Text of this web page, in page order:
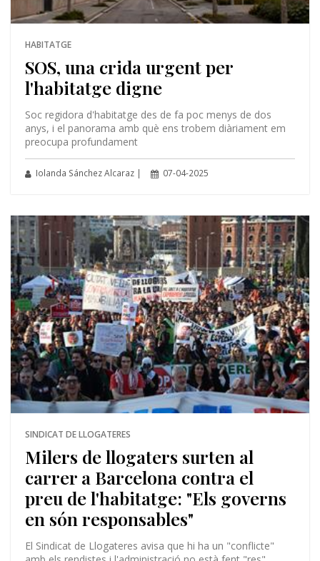
HABITATGE
SOS, una crida urgent per
l'habitatge digne
Soc regidora d'habitatge des de fa poc menys de dos
anys, i el panorama amb què ens trobem diàriament em
preocupa profundament
Iolanda Sánchez Alcaraz | 07-04-2025
SINDICAT DE LLOGATERES
Milers de llogaters surten al
carrer a Barcelona contra el
preu de l'habitatge: "Els governs
en són responsables"
El Sindicat de Llogateres avisa que hi ha un "conflicte"